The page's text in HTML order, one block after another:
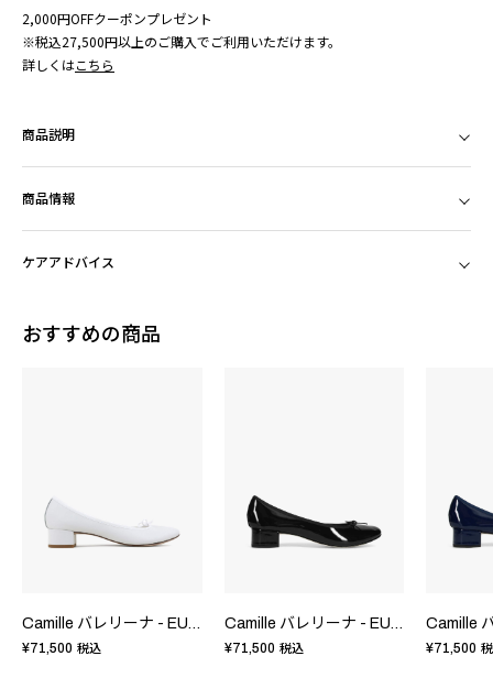
2,000円OFFクーポンプレゼント
※税込27,500円以上のご購入でご利用いただけます。
詳しくはこちら
商品説明
商品情報
ケアアドバイス
おすすめの商品
Camille バレリーナ - EUサイズ
¥71,500 税込
Camille バレリーナ - EUサイズ
¥71,500 税込 ¥71,500